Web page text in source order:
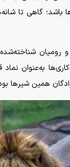
باشد؛ گاهی تا
رومیان
به‌عنوان
همین شیر‌ها